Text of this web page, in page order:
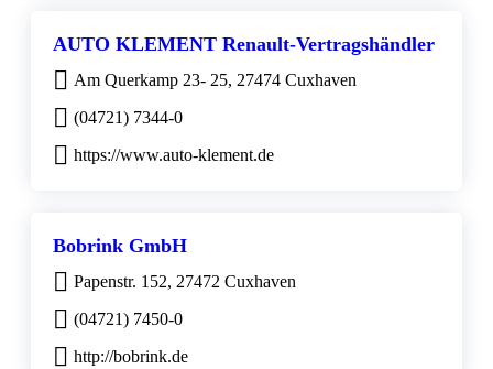
AUTO KLEMENT Renault-Vertragshändler
Am Querkamp 23- 25, 27474 Cuxhaven
(04721) 7344-0
https://www.auto-klement.de
Bobrink GmbH
Papenstr. 152, 27472 Cuxhaven
(04721) 7450-0
http://bobrink.de